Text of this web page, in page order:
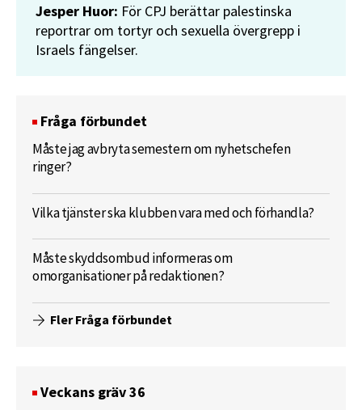
Jesper Huor: För CPJ berättar palestinska
reportrar om tortyr och sexuella övergrepp i
Israels fängelser.
Fråga förbundet
Måste jag avbryta semestern om nyhetschefen
ringer?
Vilka tjänster ska klubben vara med och förhandla?
Måste skyddsombud informeras om
omorganisationer på redaktionen?
Fler Fråga förbundet
Veckans gräv 36